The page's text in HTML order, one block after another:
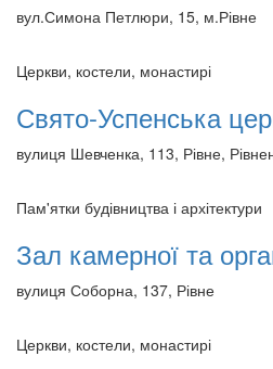
вул.Симона Петлюри, 15, м.Рівне
Церкви, костели, монастирі
Свято-Успенська
вулиця Шевченка, 113, Рівне,
Пам'ятки будівництва і архітектури
Зал камерної та
вулиця Соборна, 137, Рівне
Церкви, костели, монастирі